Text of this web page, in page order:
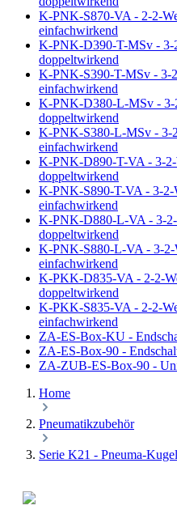
K-PNK-S870-VA - 2-2-
einfachwirkend
K-PNK-D390-T-MSv - 3-
doppeltwirkend
K-PNK-S390-T-MSv - 3-
einfachwirkend
K-PNK-D380-L-MSv - 3-
doppeltwirkend
K-PNK-S380-L-MSv - 3-
einfachwirkend
K-PNK-D890-T-VA - 3-2-
doppeltwirkend
K-PNK-S890-T-VA - 3-2-
einfachwirkend
K-PNK-D880-L-VA - 3-2-
doppeltwirkend
K-PNK-S880-L-VA - 3-2-
einfachwirkend
K-PKK-D835-VA - 2-2-
doppeltwirkend
K-PKK-S835-VA - 2-2-
einfachwirkend
ZA-ES-Box-KU -
ZA-ES-Box-90 -
ZA-ZUB-ES-Box-90 -
Home
Pneumatikzubehör
Serie K21 - Pneuma-